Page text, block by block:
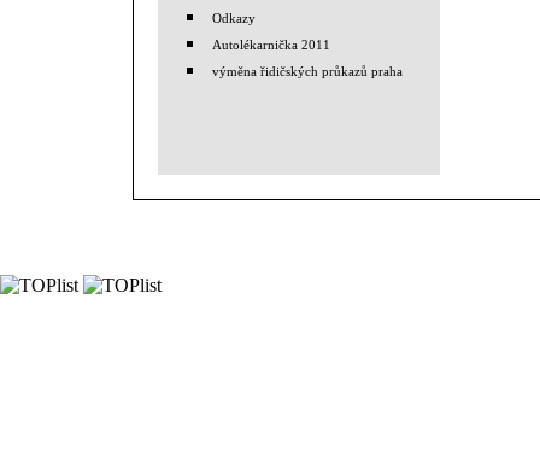
Odkazy
Autolékarnička 2011
výměna řidičských průkazů praha